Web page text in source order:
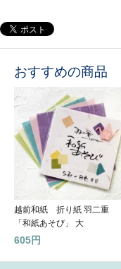
おすすめの商品
越前和紙 折り紙 羽二重
「和紙あそび」 大
605円